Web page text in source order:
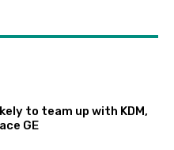
to team up with KDM,
GE